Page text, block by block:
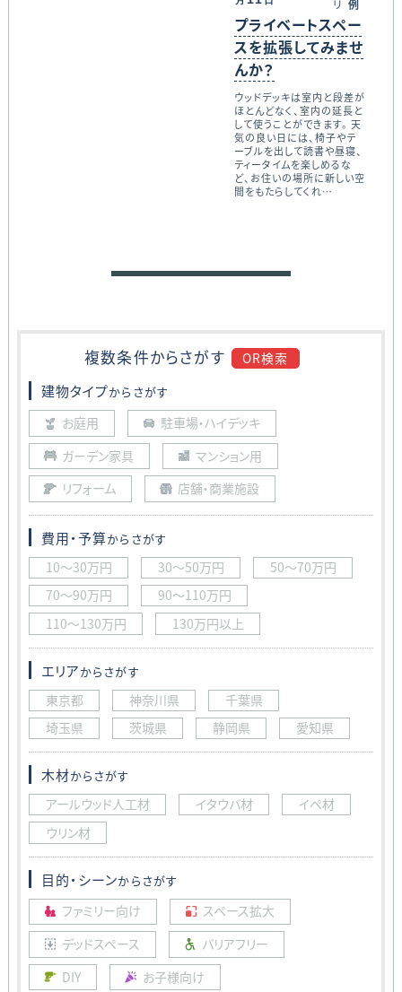
リ 例
プライベートスペー
スを拡張してみませ
んか？
ウッドデッキは室内と段差が
ほとんどなく、室内の延長と
して使うことができます。 天
気の良い日には、椅子やテ
ーブルを出して読書や昼寝、
ティータイムを楽しめるな
ど、お住いの場所に新しい空
間をもたらしてくれ…
複数条件からさがす OR検索
建物タイプからさがす
お庭用
駐車場・ハイデッキ
ガーデン家具
マンション用
リフォーム
店舗・商業施設
費用・予算からさがす
10〜30万円 30〜50万円
50〜70万円
70〜90万円
90〜110万円
110〜130万円
130万円以上
エリアからさがす
東京都 神奈川県
千葉県
埼玉県
茨城県 静岡県 愛知県
木材からさがす
アールウッド人工材 イタウバ材
イペ材
ウリン材
目的・シーンからさがす
ファミリー向け
スペース拡大
デッドスペース
バリアフリー
DIY
お子様向け